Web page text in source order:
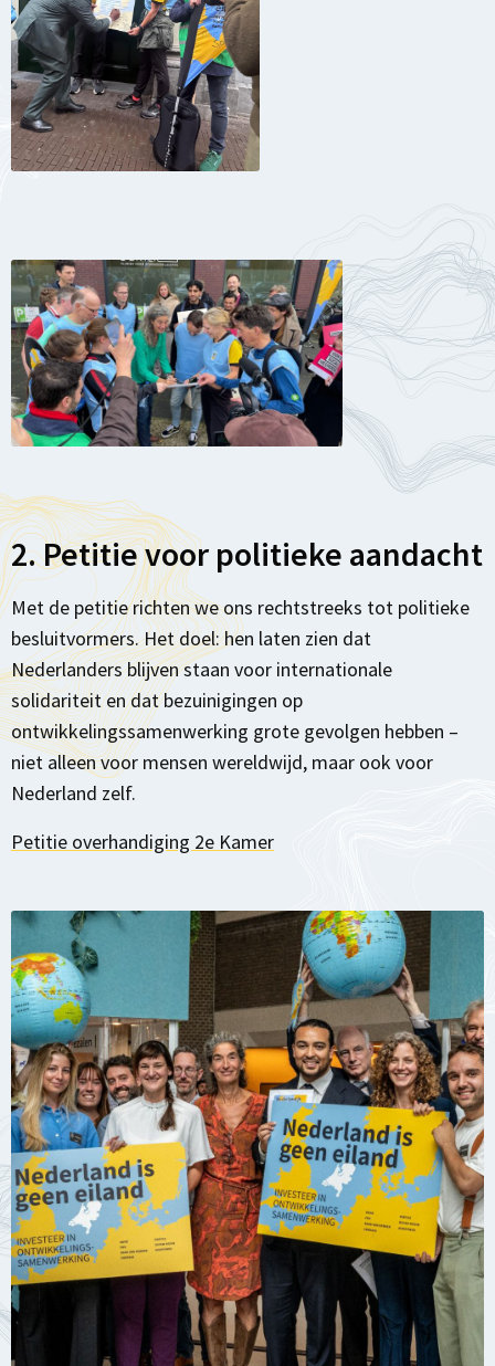
2. Petitie voor politieke aandacht
Met de petitie richten we ons rechtstreeks tot politieke
besluitvormers. Het doel: hen laten zien dat
Nederlanders blijven staan voor internationale
solidariteit en dat bezuinigingen op
ontwikkelingssamenwerking grote gevolgen hebben –
niet alleen voor mensen wereldwijd, maar ook voor
Nederland zelf.
Petitie overhandiging 2e Kamer